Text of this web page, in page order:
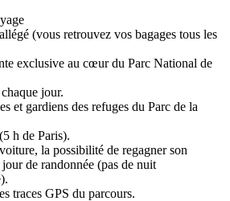
(vous retrouvez vos bagages tous les
exclusive au cœur du Parc National de
jour.
et gardiens des refuges du Parc de la
h de Paris).
la possibilité de regagner son
de randonnée (pas de nuit
traces GPS du parcours.